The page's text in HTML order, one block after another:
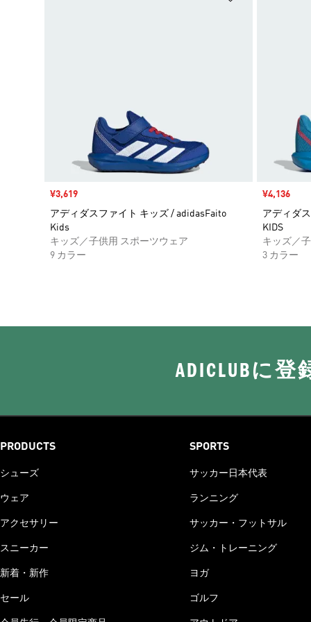
セール価格
¥3,619
アディダスファイト キッズ / adidasFaito
Kids
キッズ／子供用 スポーツウェア
9 カラー
セール価格
¥4,136
アディダ
KIDS
キッズ／
3 カラー
ADICLUBに
PRODUCTS
シューズ
ウェア
アクセサリー
スニーカー
新着・新作
セール
SPORTS
サッカー日本代表
ランニング
サッカー・フットサル
ジム・トレーニング
ヨガ
ゴルフ